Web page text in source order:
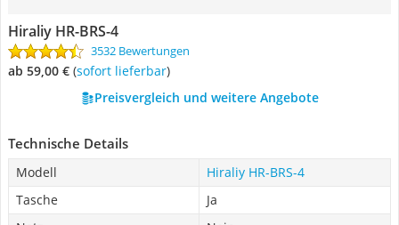
Hiraliy HR-BRS-4
3532 Bewertungen
ab 59,00 € ( Sofort lieferbar)
Preisvergleich und weitere Angebote
Technische Details
Modell
Hiraliy HR-BRS-4
Tasche
Ja